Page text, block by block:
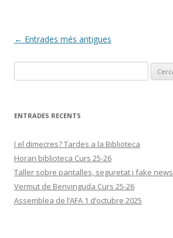
Navegació
← Entrades més antigues
ENTRADES RECENTS
I el dimecres? Tardes a la Biblioteca
Horari biblioteca Curs 25-26
Taller sobre pantalles, seguretat i fake news
Vermut de Benvinguda Curs 25-26
Assemblea de l’AFA 1 d’octubre 2025